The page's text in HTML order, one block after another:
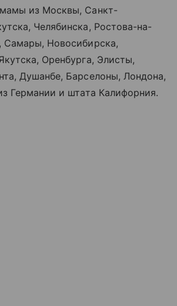
из Москвы, Санкт-
Челябинска, Ростова-на-
Самары, Новосибирска,
Оренбурга, Элисты,
Душанбе, Барселоны, Лондона,
Германии и штата Калифорния.